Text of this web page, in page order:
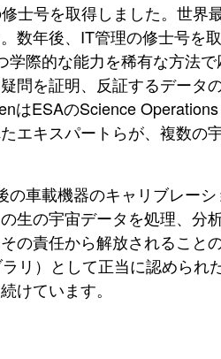
士号を取得しました。世界
数年後、IT管理の修士号を
際的な能力を稀有な方法
問を証明、反証するデータ
ESAのScience
エキスパートらが、複数の
車載機器のキャリブレー
生の宇宙データを処理、分
その責任から解放されること
リ）として正当に認められ
けています。